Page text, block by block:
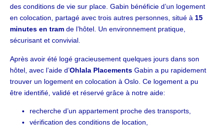
des conditions de vie sur place. Gabin bénéficie d’un logement
en colocation, partagé avec trois autres personnes, situé à 15
minutes en tram de l’hôtel. Un environnement pratique,
sécurisant et convivial.
Après avoir été logé gracieusement quelques jours dans son
hôtel, avec l’aide d’Ohlala Placements Gabin a pu rapidement
trouver un logement en colocation à Oslo. Ce logement a pu
être identifié, validé et réservé grâce à notre aide:
recherche d’un appartement proche des transports,
vérification des conditions de location,